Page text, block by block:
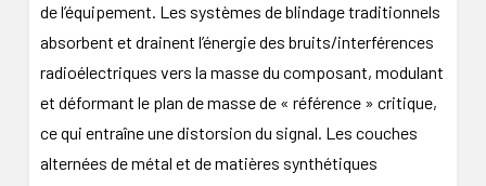
de l’équipement. Les systèmes de blindage traditionnels
absorbent et drainent l’énergie des bruits/interférences
radioélectriques vers la masse du composant, modulant
et déformant le plan de masse de « référence » critique,
ce qui entraîne une distorsion du signal. Les couches
alternées de métal et de matières synthétiques